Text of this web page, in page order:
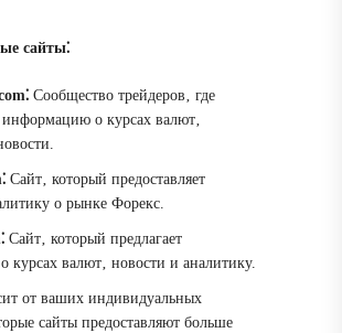
сайты⁚
Сообщество трейдеров‚ где
о курсах валют‚
Сайт‚ который предоставляет
о рынке Форекс.
Сайт‚ который предлагает
валют‚ новости и аналитику.
от ваших индивидуальных
сайты предоставляют больше